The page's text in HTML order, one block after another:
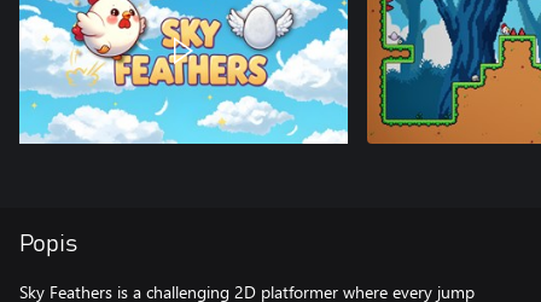
Popis
Sky Feathers is a challenging 2D platformer where every jump